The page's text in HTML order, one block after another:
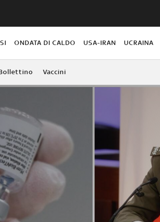
ONDATA DI CALDO USA-IRAN UCRAINA
Vaccini